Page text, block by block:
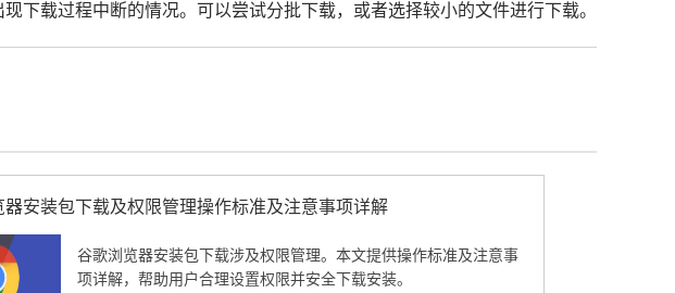
下载过程中断的情况。可以尝试分批下载，或者选择较小的文件进行下载。
器安装包下载及权限管理操作标准及注意事项详解
谷歌浏览器安装包下载涉及权限管理。本文提供操作标准及注意事
项详解，帮助用户合理设置权限并安全下载安装。